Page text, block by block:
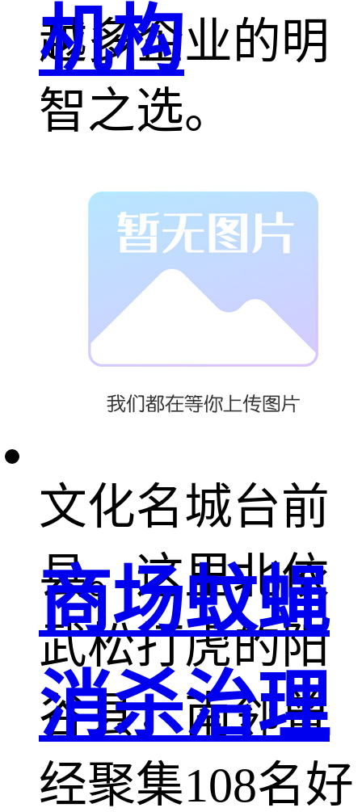
越多企业的明
智之选。
濮阳市安诺能
源科技有限公
司，坐落于豫
文化名城台前
县。这里北依
武松打虎的阳
谷县，南邻曾
经聚集108名好
机构
商场蚊蝇
消杀治理